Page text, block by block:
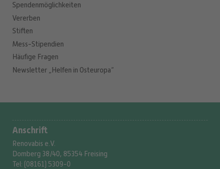
Spendenmöglichkeiten
Vererben
Stiften
Mess-Stipendien
Häufige Fragen
Newsletter „Helfen in Osteuropa“
Anschrift
Renovabis e.V.
Domberg 38/40, 85354 Freising
Tel: (08161) 5309-0